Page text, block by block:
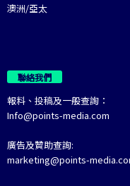
澳洲/亞太
聯絡我們
報料、投稿及一般查詢：
Info@points-media.com
廣告及贊助查詢:
marketing@points-